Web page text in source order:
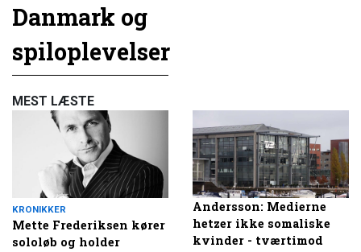
Danmark og
spiloplevelser
MEST LÆSTE
KRONIKKER
Mette Frederiksen kører
sololøb og holder
Andersson: Medierne
hetzer ikke somaliske
kvinder - tværtimod